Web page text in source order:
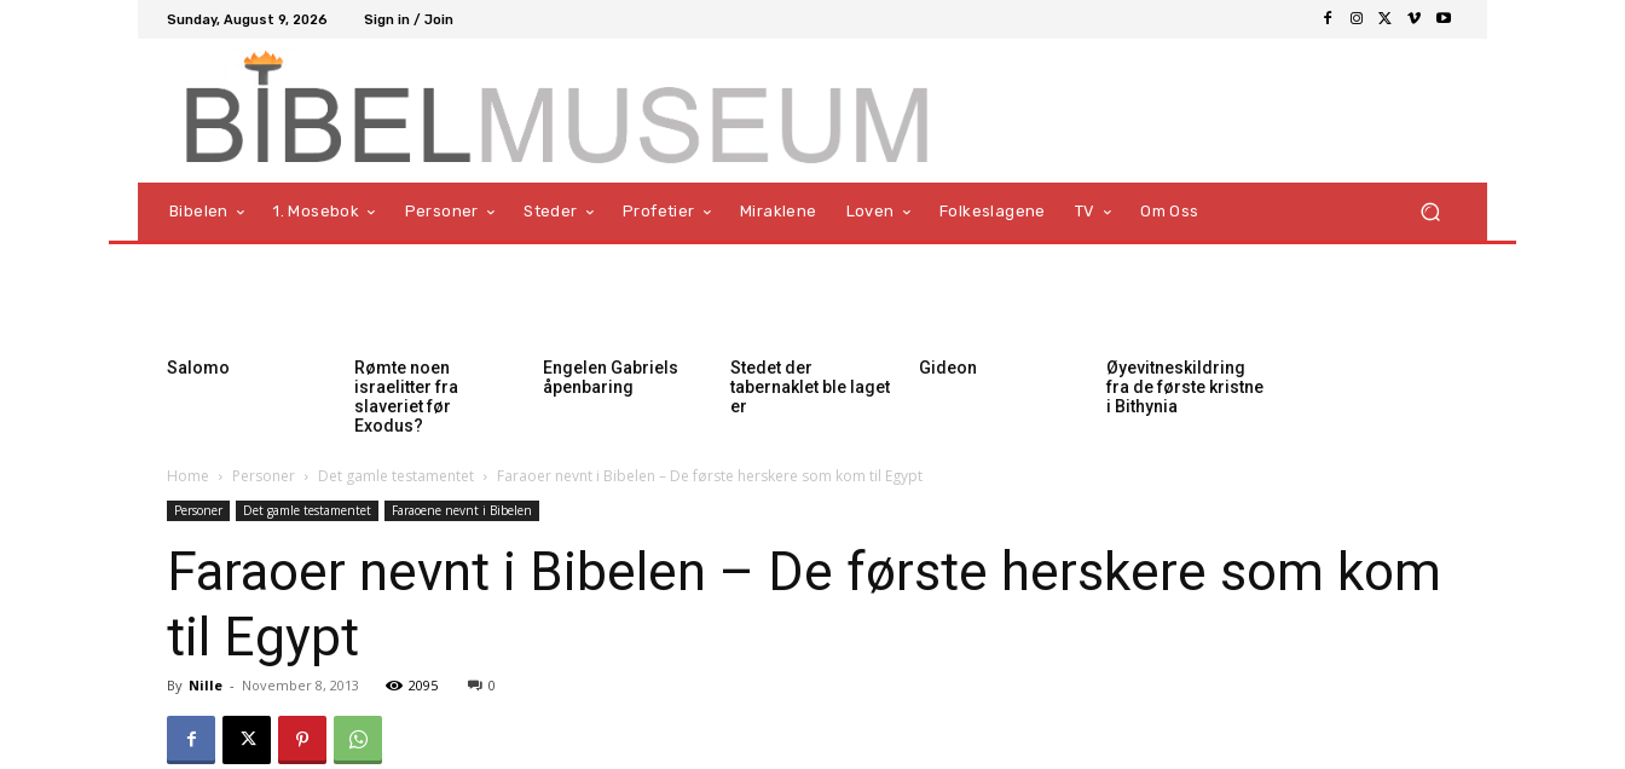
Sunday, August 9, 2026 Sign in / Join
Bibelen 1. Mosebok Personer Steder Profetier Miraklene Loven Folkeslagene TV Om Oss
Salomo
Rømte noen
israelitter fra
slaveriet før
Exodus?
Engelen Gabriels
åpenbaring
Stedet der
tabernaklet ble laget
er
Gideon
Øyevitneskildring
fra de første kristne
i Bithynia
Home Personer Det gamle testamentet Faraoer nevnt i Bibelen – De første herskere som kom til Egypt
Personer Det gamle testamentet Faraoene nevnt i Bibelen
Faraoer nevnt i Bibelen – De første herskere som kom
til Egypt
By Nille - November 8, 2013 2095 0